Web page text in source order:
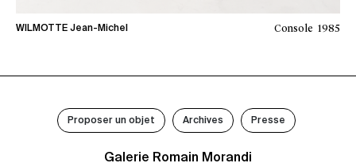
WILMOTTE Jean-Michel Console 1985
Proposer un objet Archives Presse
Galerie Romain Morandi